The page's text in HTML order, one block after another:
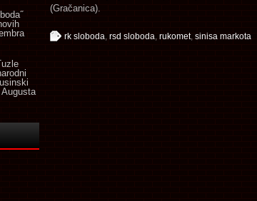
(Gračanica).
rk sloboda, rsd sloboda, rukomet, sinisa markota
Augusta